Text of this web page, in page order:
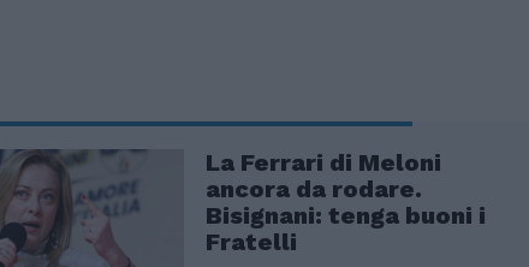
La Ferrari di Meloni
ancora da rodare.
Bisignani: tenga buoni i
Fratelli